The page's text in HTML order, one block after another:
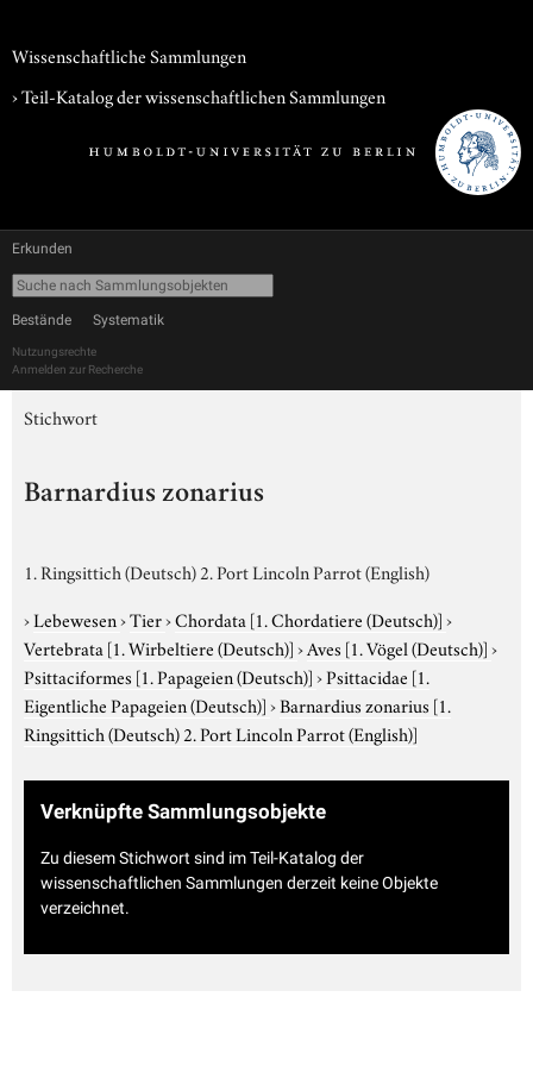
Wissenschaftliche Sammlungen
› Teil-Katalog der wissenschaftlichen Sammlungen
Erkunden
Bestände Systematik
Nutzungsrechte
Anmelden zur Recherche
Stichwort
Barnardius zonarius
1. Ringsittich (Deutsch) 2. Port Lincoln Parrot (English)
›Lebewesen›Tier›Chordata [1. Chordatiere (Deutsch)]›
Vertebrata [1. Wirbeltiere (Deutsch)]›Aves [1. Vögel (Deutsch)]›
Psittaciformes [1. Papageien (Deutsch)]›Psittacidae [1.
Eigentliche Papageien (Deutsch)]›Barnardius zonarius [1.
Ringsittich (Deutsch) 2. Port Lincoln Parrot (English)]
Verknüpfte Sammlungsobjekte
Zu diesem Stichwort sind im Teil-Katalog der
wissenschaftlichen Sammlungen derzeit keine Objekte
verzeichnet.